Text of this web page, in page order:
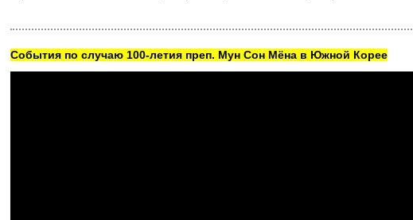
Cобытия по случаю 100-летия преп. Мун Сон Мёна в Южной Корее